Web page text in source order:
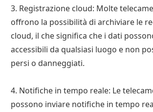
3. Registrazione cloud: Molte
offrono la possibilità di archiviare le
cloud, il che significa che i dati
accessibili da qualsiasi luogo e non
persi o danneggiati.
4. Notifiche in tempo reale: Le
possono inviare notifiche in tempo